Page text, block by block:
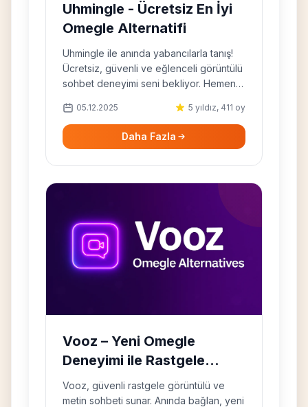
Uhmingle - Ücretsiz En İyi
Omegle Alternatifi
Uhmingle ile anında yabancılarla tanış!
Ücretsiz, güvenli ve eğlenceli görüntülü
sohbet deneyimi seni bekliyor. Hemen
05.12.2025 5 yıldız, 411 oy
Daha Fazla
Vooz – Yeni Omegle
Deneyimi ile Rastgele
Görüntülü Sohbet
Vooz, güvenli rastgele görüntülü ve
metin sohbeti sunar. Anında bağlan, yeni